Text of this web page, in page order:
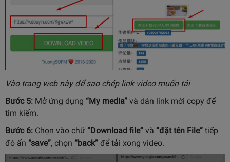
Vào trang web này để sao chép link video muốn tải
Bước 5: Mở ứng dụng “My media” và dán link mới copy để
tìm kiếm.
Bước 6: Chọn vào chữ “Download file” và “đặt tên File” tiếp
đó ấn “save”, chọn “back” để tải xong video.